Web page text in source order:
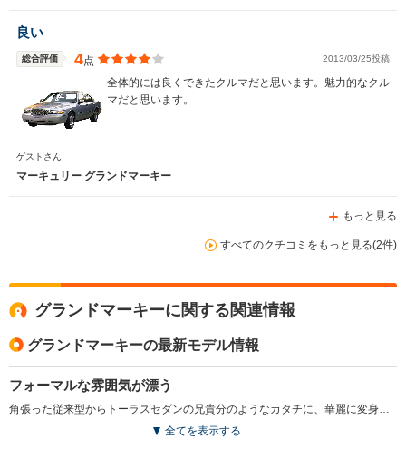
良い
総合評価 4点 2013/03/25投稿
全体的には良くできたクルマだと思います。魅力的なクル
マだと思います。
ゲストさん
マーキュリー グランドマーキー
もっと見る
すべてのクチコミをもっと見る(2件)
グランドマーキーに関する関連情報
グランドマーキーの最新モデル情報
フォーマルな雰囲気が漂う
全てを表示する